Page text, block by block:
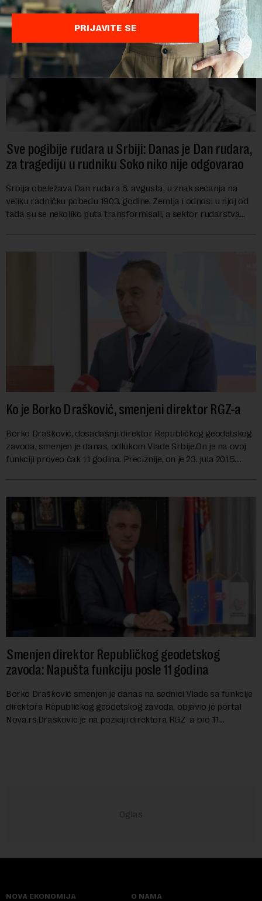
Sve pogibije rudara u Srbiji: Danas je Dan rudara,
za tragediju u rudniku Soko niko nije odgovarao
Srbija obeležava Dan rudara 6. avgusta, u znak sećanja na
veliku radničku pobedu 1903. godine. Zemlja i odnosi u njoj od
tada su se nekoliko puta transformisali, a sektor rudarstva
Ko je Borko Drašković, smenjeni direktor RGZ-a
Borko Drašković, dosadašnji direktor Republičkog geodetskog
zavoda, smenjen je danas, odlukom Vlade Srbije.On je na ovoj
funkciji proveo čak 11 godina. Preciznije, on je 23. jula 2015.
Smenjen direktor Republičkog geodetskog
zavoda: Napušta funkciju posle 11 godina
Borko Drašković smenjen je danas na sednici Vlade sa funkcije
direktora Republičkog geodetskog zavoda, objavio je portal
Nova.rs.Drašković je na poziciji direktora RGZ-a bio 11
NOVA EKONOMIJA O NAMA
PRIJAVITE SE